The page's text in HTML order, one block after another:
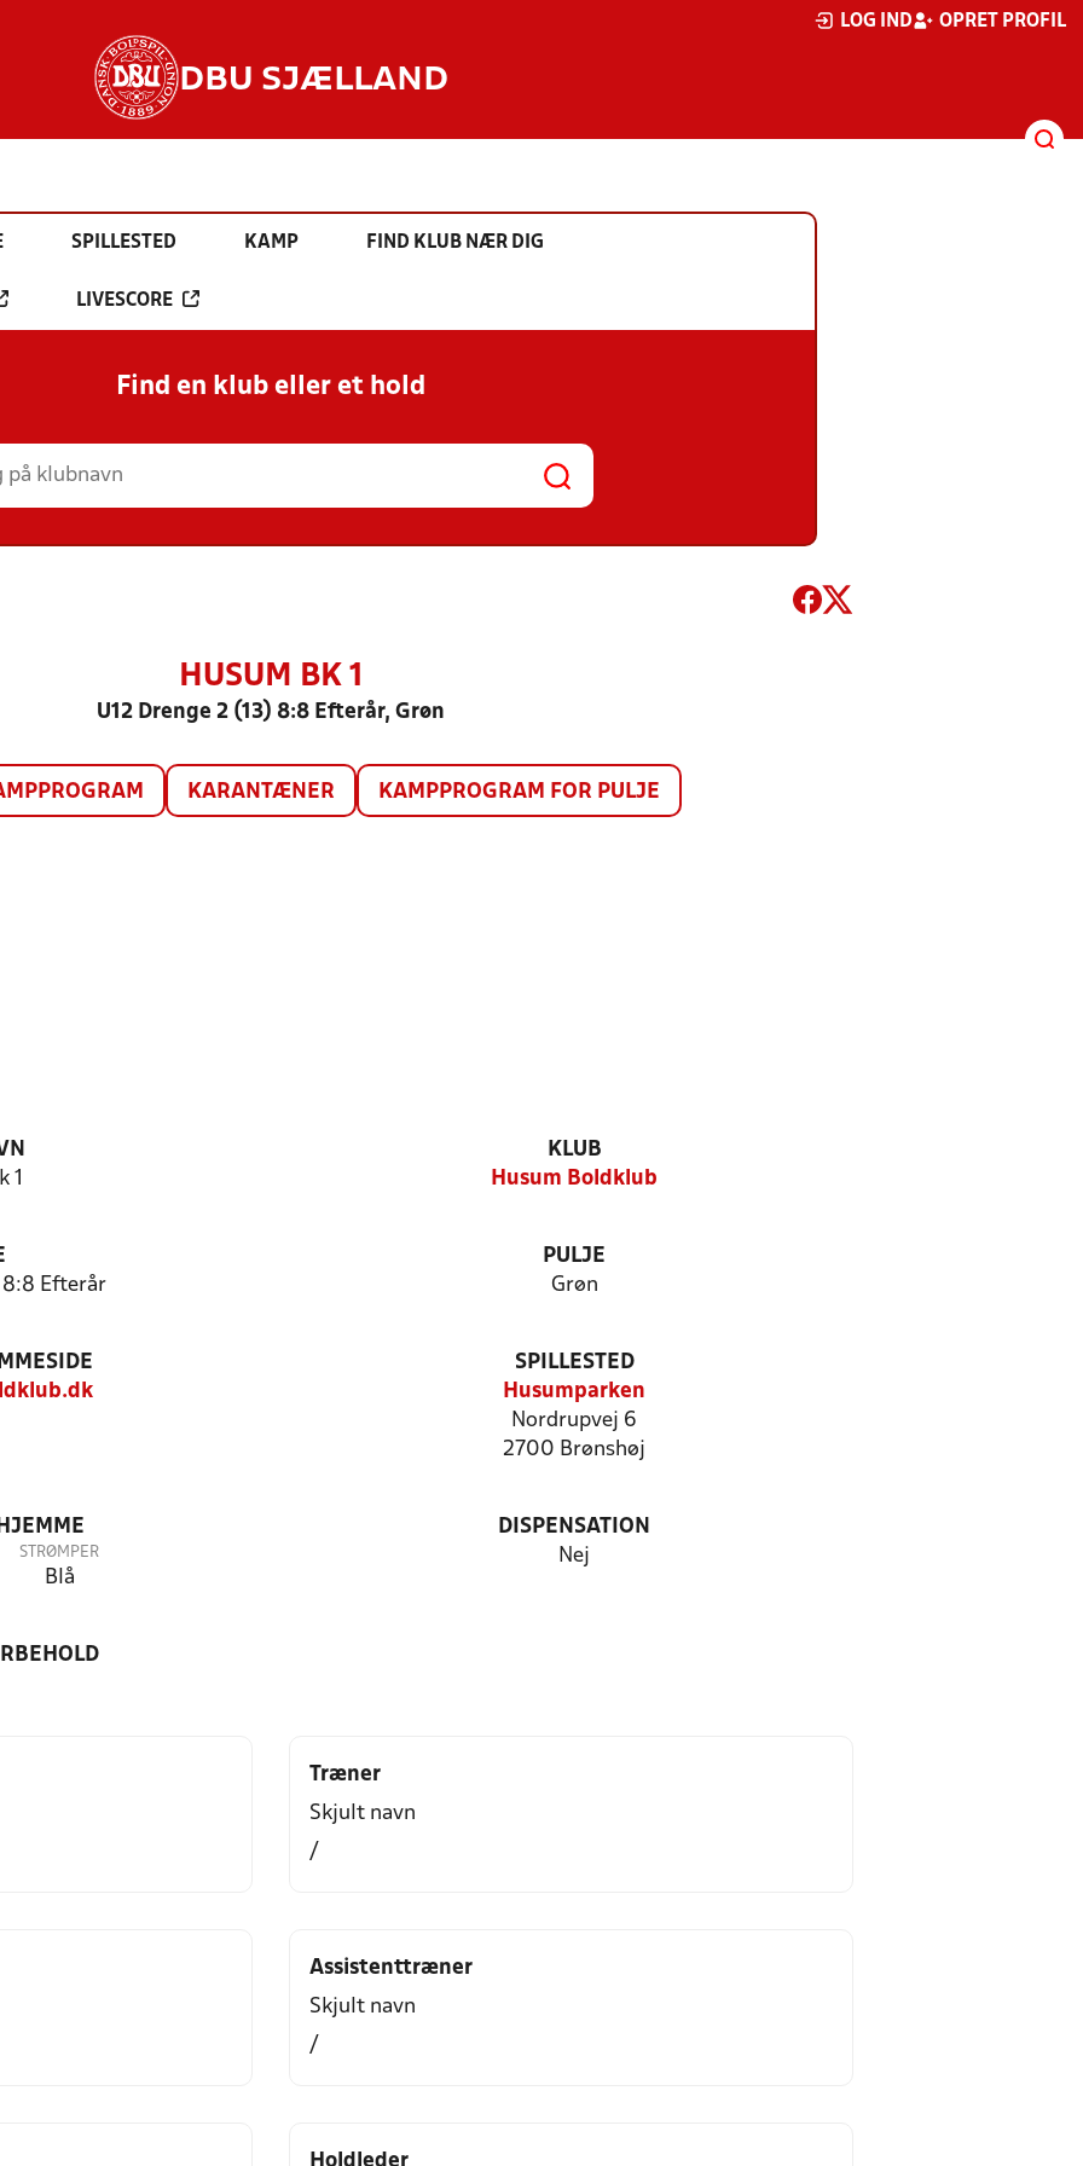
LOG IND OPRET PROFIL
DBU SJÆLLAND
SPILLESTED KAMP FIND KLUB NÆR DIG
LIVESCORE
Find en klub eller et hold
HUSUM BK 1
U12 Drenge 2 (13) 8:8 Efterår, Grøn
KARANTÆNER KAMPPROGRAM FOR PULJE
1
KLUB
Husum Boldklub
8:8 Efterår
PULJE
Grøn
SPILLESTED
Husumparken
Nordrupvej 6
2700 Brønshøj
STRØMPER
Blå
DISPENSATION
Nej
Træner
Skjult navn
/
Assistenttræner
Skjult navn
/
Holdleder